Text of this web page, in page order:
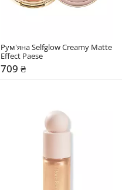
Рум'яна Selfglow Creamy Matte
Effect Paese
709 ₴